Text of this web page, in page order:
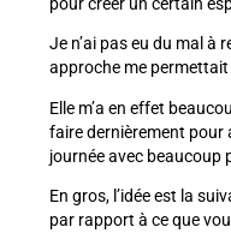
Je n’ai pas eu du mal à
approche me permettait
Elle m’a en effet
faire dernièrement pour
journée avec beaucoup
En gros, l’idée est la
par rapport à ce que